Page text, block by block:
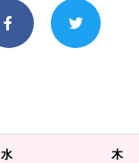
水 木